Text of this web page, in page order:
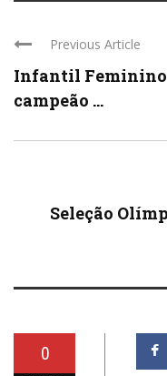
Previous Article
Infantil Feminino
campeão ...
Seleção
0